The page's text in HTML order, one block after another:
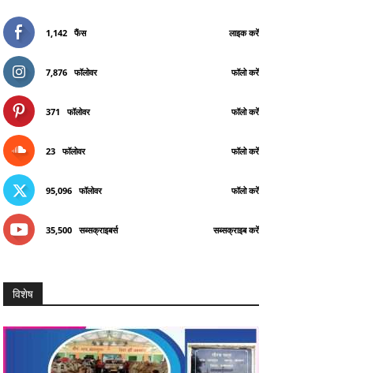
1,142 फैंस लाइक करें
7,876 फॉलोवर फॉलो करें
371 फॉलोवर फॉलो करें
23 फॉलोवर फॉलो करें
95,096 फॉलोवर फॉलो करें
35,500 सब्सक्राइबर्स सब्सक्राइब करें
विशेष